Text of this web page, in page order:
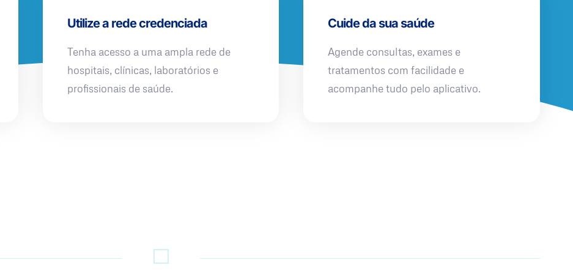
Utilize a rede credenciada
Tenha acesso a uma ampla rede de
hospitais, clínicas, laboratórios e
profissionais de saúde.
Cuide da sua saúde
Agende consultas, exames e
tratamentos com facilidade e
acompanhe tudo pelo aplicativo.